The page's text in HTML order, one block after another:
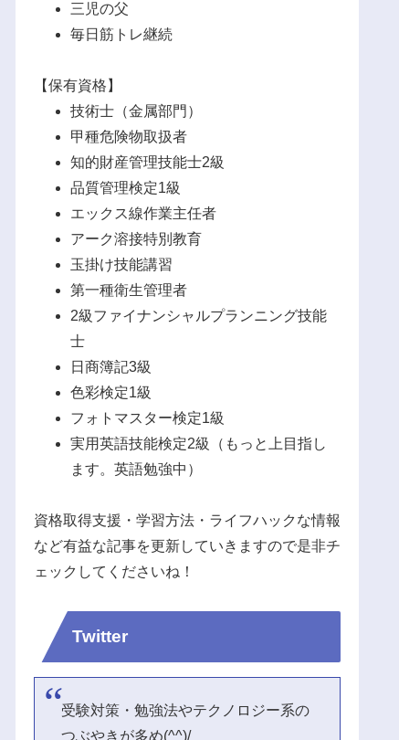
三児の父
毎日筋トレ継続
【保有資格】
技術士（金属部門）
甲種危険物取扱者
知的財産管理技能士2級
品質管理検定1級
エックス線作業主任者
アーク溶接特別教育
玉掛け技能講習
第一種衛生管理者
2級ファイナンシャルプランニング技能
士
日商簿記3級
色彩検定1級
フォトマスター検定1級
実用英語技能検定2級（もっと上目指し
ます。英語勉強中）
資格取得支援・学習方法・ライフハックな情報
など有益な記事を更新していきますので是非チ
ェックしてくださいね！
Twitter
受験対策・勉強法やテクノロジー系の
つぶやきが多め(^^)/